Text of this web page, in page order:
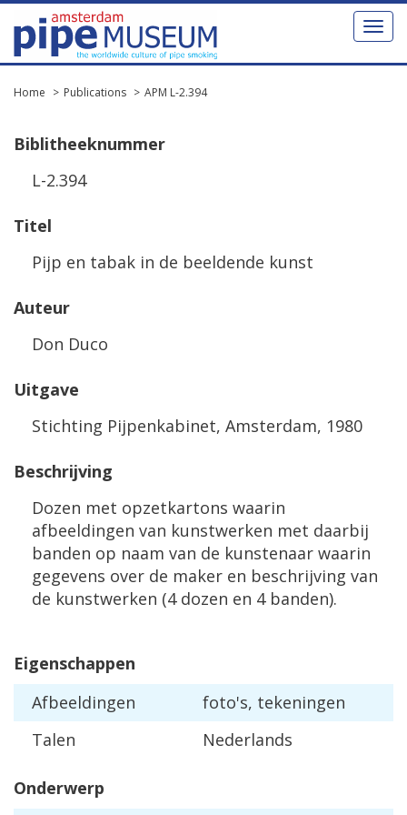
Toggle
Home Publications APM L-2.394
Biblitheeknummer
L-2.394
Titel
Pijp en tabak in de beeldende kunst
Auteur
Don Duco
Uitgave
Stichting Pijpenkabinet, Amsterdam, 1980
Beschrijving
Dozen met opzetkartons waarin
afbeeldingen van kunstwerken met daarbij
banden op naam van de kunstenaar waarin
gegevens over de maker en beschrijving van
de kunstwerken (4 dozen en 4 banden).
Eigenschappen
Afbeeldingen
foto's, tekeningen
Talen
Nederlands
Onderwerp